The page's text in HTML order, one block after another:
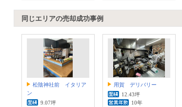
同じエリアの売却成功事例
松陰神社前 イタリア
ン
9.07坪
用賀 デリバリー
12.43坪
10年